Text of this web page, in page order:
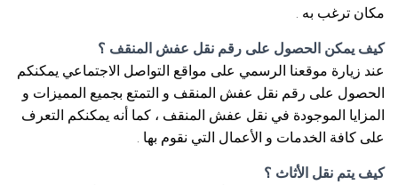
مكان ترغب به .
كيف يمكن الحصول على رقم نقل عفش المنقف ؟
عند زيارة موقعنا الرسمي على مواقع التواصل الاجتماعي يمكنكم
الحصول على رقم نقل عفش المنقف و التمتع بجميع المميزات و
المزايا الموجودة في نقل عفش المنقف ، كما أنه يمكنكم التعرف
على كافة الخدمات و الأعمال التي نقوم بها .
كيف يتم نقل الأثاث ؟